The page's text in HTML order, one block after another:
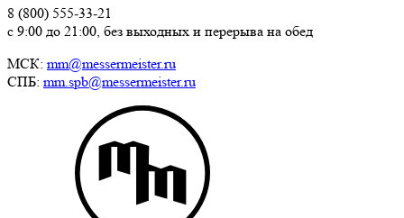
8 (800) 555-33-21
с 9:00 до 21:00, без выходных и перерыва на обед
МСК: mm@messermeister.ru
СПБ: mm.spb@messermeister.ru